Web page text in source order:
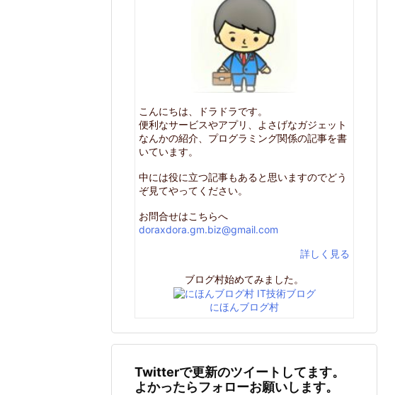
こんにちは、ドラドラです。
便利なサービスやアプリ、よさげなガジェット
なんかの紹介、プログラミング関係の記事を書
いています。
中には役に立つ記事もあると思いますのでどう
ぞ見てやってください。
お問合せはこちらへ
doraxdora.gm.biz@gmail.com
詳しく見る
ブログ村始めてみました。
にほんブログ村
Twitterで更新のツイートしてます。
よかったらフォローお願いします。